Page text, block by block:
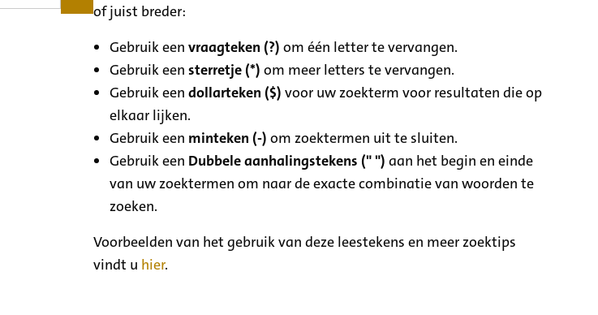
of juist breder:
Gebruik eenvraagteken (?) om één letter te vervangen.
Gebruik eensterretje (*) om meer letters te vervangen.
Gebruik eendollarteken ($) voor uw zoekterm voor resultaten die op
elkaar lijken.
Gebruik een minteken (-) om zoektermen uit te sluiten.
Gebruik een Dubbele aanhalingstekens (" ") aan het begin en einde
van uw zoektermen om naar de exacte combinatie van woorden te
zoeken.
Voorbeelden van het gebruik van deze leestekens en meer zoektips
vindt u hier.